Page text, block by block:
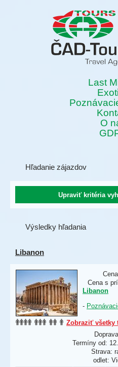
Last
O
Hľadanie zájazdov
Výsledky hľadania
Libanon
Cena s
Libanon
-
Zobraziť všetky
Termíny od:
Strava:
odlet: